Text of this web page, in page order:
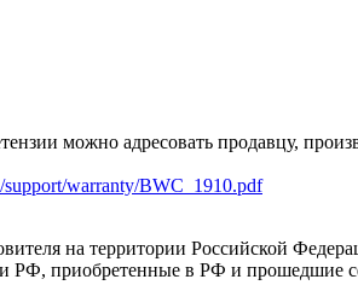
можно адресовать продавцу,
support/warranty/BWC_1910.pdf
на территории Российской
РФ, приобретенные в РФ и прошедшие